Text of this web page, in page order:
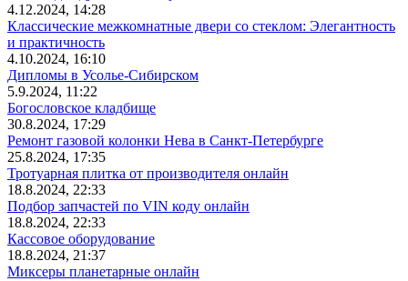
4.12.2024, 14:28
Классические межкомнатные двери со стеклом: Элегантность
и практичность
4.10.2024, 16:10
Дипломы в Усолье-Сибирском
5.9.2024, 11:22
Богословское кладбище
30.8.2024, 17:29
Ремонт газовой колонки Нева в Санкт-Петербурге
25.8.2024, 17:35
Тротуарная плитка от производителя онлайн
18.8.2024, 22:33
Подбор запчастей по VIN коду онлайн
18.8.2024, 22:33
Кассовое оборудование
18.8.2024, 21:37
Миксеры планетарные онлайн